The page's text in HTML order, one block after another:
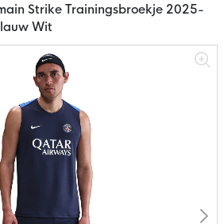
Strike Trainingsbroekje 2025-
Wit